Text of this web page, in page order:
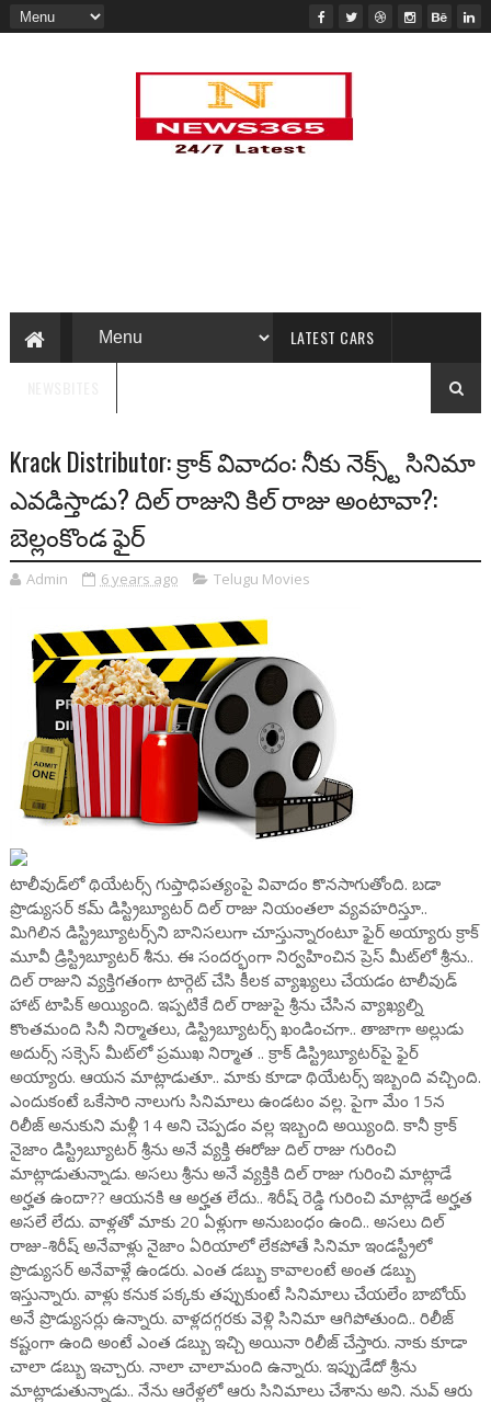
LATEST CARS
Krack Distributor: క్రాక్ వివాదం: నీకు నెక్స్ట్ సినిమా
ఎవడిస్తాడు? దిల్ రాజుని కిల్ రాజు అంటావా?:
బెల్లంకొండ ఫైర్
Admin 6 years ago Telugu Movies
టాలీవుడ్‌లో థియేటర్స్ గుప్తాధిపత్యంపై వివాదం కొనసాగుతోంది. బడా
ప్రొడ్యుసర్ కమ్ డిస్ట్రిబ్యూటర్ దిల్ రాజు నియంతలా వ్యవహరిస్తూ..
మిగిలిన డిస్ట్రిబ్యూటర్స్‌ని బానిసలుగా చూస్తున్నారంటూ ఫైర్ అయ్యారు క్రాక్
మూవీ డ్రిస్ట్రిబ్యూటర్ శీను. ఈ సందర్భంగా నిర్వహించిన ప్రెస్ మీట్‌లో శ్రీను..
దిల్ రాజుని వ్యక్తిగతంగా టార్గెట్ చేసి కీలక వ్యాఖ్యలు చేయడం టాలీవుడ్
హాట్ టాపిక్ అయ్యింది. ఇప్పటికే దిల్ రాజుపై శ్రీను చేసిన వ్యాఖ్యల్ని
కొంతమంది సినీ నిర్మాతలు, డిస్ట్రిబ్యూటర్స్ ఖండించగా.. తాజాగా అల్లుడు
అదుర్స్ సక్సెస్ మీట్‌లో ప్రముఖ నిర్మాత .. క్రాక్ డిస్ట్రిబ్యూటర్‌పై ఫైర్
అయ్యారు. ఆయన మాట్లాడుతూ.. మాకు కూడా థియేటర్స్ ఇబ్బంది వచ్చింది.
ఎందుకంటే ఒకేసారి నాలుగు సినిమాలు ఉండటం వల్ల. పైగా మేం 15న
రిలీజ్ అనుకుని మళ్లీ 14 అని చెప్పడం వల్ల ఇబ్బంది అయ్యింది. కానీ క్రాక్
నైజాం డిస్ట్రిబ్యూటర్ శ్రీను అనే వ్యక్తి ఈరోజు దిల్ రాజు గురించి
మాట్లాడుతున్నాడు. అసలు శ్రీను అనే వ్యక్తికి దిల్ రాజు గురించి మాట్లాడే
అర్హత ఉందా?? ఆయనకి ఆ అర్హత లేదు.. శిరీష్ రెడ్డి గురించి మాట్లాడే అర్హత
అసలే లేదు. వాళ్లతో మాకు 20 ఏళ్లుగా అనుబంధం ఉంది.. అసలు దిల్
రాజు-శిరీష్ అనేవాళ్లు నైజాం ఏరియాలో లేకపోతే సినిమా ఇండస్ట్రీలో
ప్రొడ్యుసర్ అనేవాళ్లే ఉండరు. ఎంత డబ్బు కావాలంటే అంత డబ్బు
ఇస్తున్నారు. వాళ్లు కనుక పక్కకు తప్పుకుంటే సినిమాలు చేయలేం బాబోయ్
అనే ప్రొడ్యుసర్లు ఉన్నారు. వాళ్లదగ్గరకు వెళ్లి సినిమా ఆగిపోతుంది.. రిలీజ్
కష్టంగా ఉంది అంటే ఎంత డబ్బు ఇచ్చి అయినా రిలీజ్ చేస్తారు. నాకు కూడా
చాలా డబ్బు ఇచ్చారు. నాలా చాలామంది ఉన్నారు. ఇప్పుడేదో శ్రీను
మాట్లాడుతున్నాడు.. నేను ఆరేళ్లలో ఆరు సినిమాలు చేశాను అని. నువ్ ఆరు